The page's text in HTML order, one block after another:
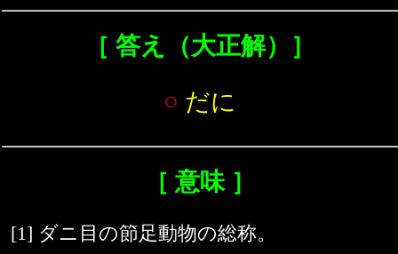
［ 答え（大正解）］
○ だに
［ 意味 ］
[1] ダニ目の節足動物の総称。